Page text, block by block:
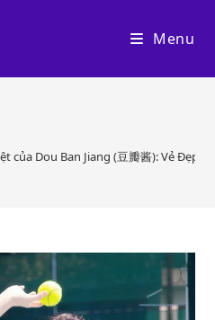
Menu
của Dou Ban Jiang (豆瓣酱): Vẻ